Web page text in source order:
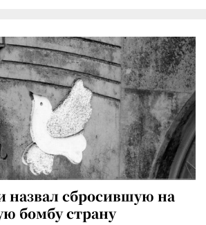
назвал сбросившую на
бомбу страну